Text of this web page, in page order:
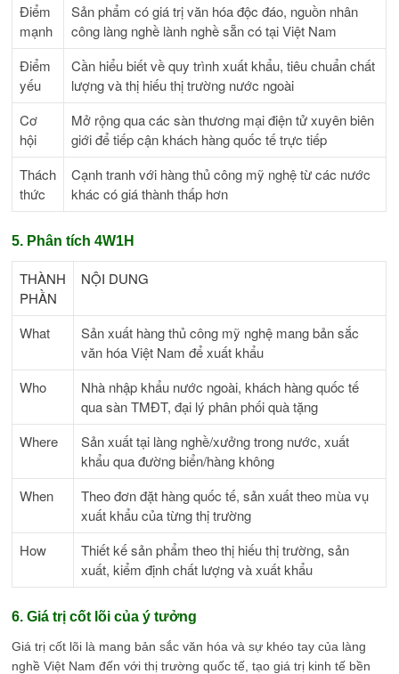
Điểm
mạnh
Sản phẩm có giá trị văn hóa độc đáo, nguồn nhân
công làng nghề lành nghề sẵn có tại Việt Nam
Điểm
yếu
Cần hiểu biết về quy trình xuất khẩu, tiêu chuẩn chất
lượng và thị hiếu thị trường nước ngoài
Cơ
hội
Mở rộng qua các sàn thương mại điện tử xuyên biên
giới để tiếp cận khách hàng quốc tế trực tiếp
Thách
thức
Cạnh tranh với hàng thủ công mỹ nghệ từ các nước
khác có giá thành thấp hơn
5. Phân tích 4W1H
THÀNH
PHẦN
NỘI DUNG
What
Sản xuất hàng thủ công mỹ nghệ mang bản sắc
văn hóa Việt Nam để xuất khẩu
Who
Nhà nhập khẩu nước ngoài, khách hàng quốc tế
qua sàn TMĐT, đại lý phân phối quà tặng
Where
Sản xuất tại làng nghề/xưởng trong nước, xuất
khẩu qua đường biển/hàng không
When
Theo đơn đặt hàng quốc tế, sản xuất theo mùa vụ
xuất khẩu của từng thị trường
How
Thiết kế sản phẩm theo thị hiếu thị trường, sản
xuất, kiểm định chất lượng và xuất khẩu
6. Giá trị cốt lõi của ý tưởng
Giá trị cốt lõi là mang bản sắc văn hóa và sự khéo tay của làng
nghề Việt Nam đến với thị trường quốc tế, tạo giá trị kinh tế bền